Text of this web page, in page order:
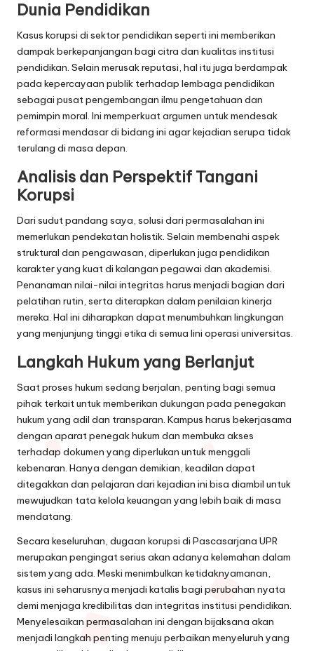
Dunia Pendidikan
Kasus korupsi di sektor pendidikan seperti ini memberikan
dampak berkepanjangan bagi citra dan kualitas institusi
pendidikan. Selain merusak reputasi, hal itu juga berdampak
pada kepercayaan publik terhadap lembaga pendidikan
sebagai pusat pengembangan ilmu pengetahuan dan
pemimpin moral. Ini memperkuat argumen untuk mendesak
reformasi mendasar di bidang ini agar kejadian serupa tidak
terulang di masa depan.
Analisis dan Perspektif Tangani
Korupsi
Dari sudut pandang saya, solusi dari permasalahan ini
memerlukan pendekatan holistik. Selain membenahi aspek
struktural dan pengawasan, diperlukan juga pendidikan
karakter yang kuat di kalangan pegawai dan akademisi.
Penanaman nilai-nilai integritas harus menjadi bagian dari
pelatihan rutin, serta diterapkan dalam penilaian kinerja
mereka. Hal ini diharapkan dapat menumbuhkan lingkungan
yang menjunjung tinggi etika di semua lini operasi universitas.
Langkah Hukum yang Berlanjut
Saat proses hukum sedang berjalan, penting bagi semua
pihak terkait untuk memberikan dukungan pada penegakan
hukum yang adil dan transparan. Kampus harus bekerjasama
dengan aparat penegak hukum dan membuka akses
terhadap dokumen yang diperlukan untuk menggali
kebenaran. Hanya dengan demikian, keadilan dapat
ditegakkan dan pelajaran dari kejadian ini bisa diambil untuk
mewujudkan tata kelola keuangan yang lebih baik di masa
mendatang.
Secara keseluruhan, dugaan korupsi di Pascasarjana UPR
merupakan pengingat serius akan adanya kelemahan dalam
sistem yang ada. Meski menimbulkan ketidaknyamanan,
kasus ini seharusnya menjadi katalis bagi perubahan nyata
demi menjaga kredibilitas dan integritas institusi pendidikan.
Menyelesaikan permasalahan ini dengan bijaksana akan
menjadi langkah penting menuju perbaikan menyeluruh yang